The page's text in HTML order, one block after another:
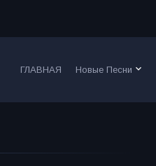
ГЛАВНАЯ Новые Песни keyboard_arrow_down